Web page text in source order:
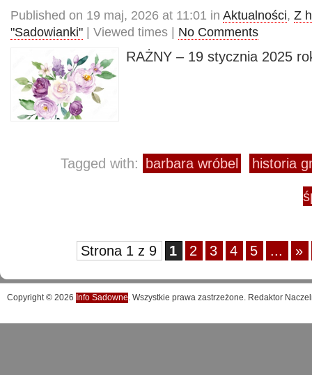
Published on 19 maj, 2026 at 11:01 in Aktualności, Z
"Sadowianki" | Viewed times | No Comments
RAŻNY – 19 stycznia 2025
Tagged with: barbara wróbel historia
Strona 1 z 9 1 2 3 4 5 ... »
Copyright © 2026 Info Sadowne. Wszystkie prawa zastrzeżone. Redaktor